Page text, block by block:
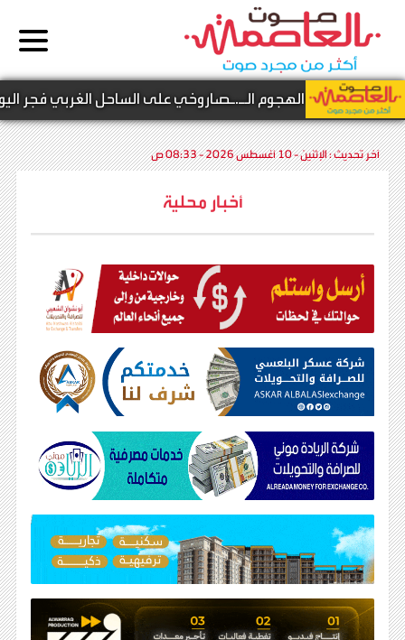
نتيجة الهجوم الـ.ـصاروخي على الساحل الغربي فجر اليوم
آخر تحديث :الإثنين - 10 أغسطس 2026 - 08:33 ص
أخبار محلية